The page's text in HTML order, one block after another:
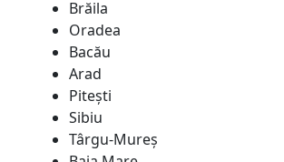
Brăila
Oradea
Bacău
Arad
Piteşti
Sibiu
Târgu-Mureş